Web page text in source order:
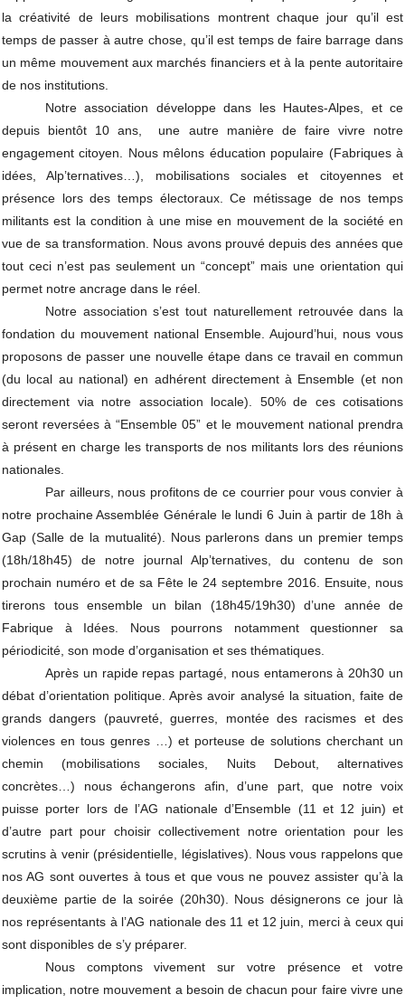
la créativité de leurs mobilisations montrent chaque jour qu’il est
temps de passer à autre chose, qu’il est temps de faire barrage dans
un même mouvement aux marchés financiers et à la pente autoritaire
de nos institutions.
Notre association développe dans les Hautes-Alpes, et ce
depuis bientôt 10 ans,  une autre manière de faire vivre notre
engagement citoyen. Nous mêlons éducation populaire (Fabriques à
idées, Alp’ternatives…), mobilisations sociales et citoyennes et
présence lors des temps électoraux. Ce métissage de nos temps
militants est la condition à une mise en mouvement de la société en
vue de sa transformation. Nous avons prouvé depuis des années que
tout ceci n’est pas seulement un “concept” mais une orientation qui
permet notre ancrage dans le réel.
Notre association s’est tout naturellement retrouvée dans la
fondation du mouvement national Ensemble. Aujourd’hui, nous vous
proposons de passer une nouvelle étape dans ce travail en commun
(du local au national) en adhérent directement à Ensemble (et non
directement via notre association locale). 50% de ces cotisations
seront reversées à “Ensemble 05” et le mouvement national prendra
à présent en charge les transports de nos militants lors des réunions
nationales.
Par ailleurs, nous profitons de ce courrier pour vous convier à
notre prochaine Assemblée Générale le lundi 6 Juin à partir de 18h à
Gap (Salle de la mutualité). Nous parlerons dans un premier temps
(18h/18h45) de notre journal Alp’ternatives, du contenu de son
prochain numéro et de sa Fête le 24 septembre 2016. Ensuite, nous
tirerons tous ensemble un bilan (18h45/19h30) d’une année de
Fabrique à Idées. Nous pourrons notamment questionner sa
périodicité, son mode d’organisation et ses thématiques.
Après un rapide repas partagé, nous entamerons à 20h30 un
débat d’orientation politique. Après avoir analysé la situation, faite de
grands dangers (pauvreté, guerres, montée des racismes et des
violences en tous genres …) et porteuse de solutions cherchant un
chemin (mobilisations sociales, Nuits Debout, alternatives
concrètes…) nous échangerons afin, d’une part, que notre voix
puisse porter lors de l’AG nationale d’Ensemble (11 et 12 juin) et
d’autre part pour choisir collectivement notre orientation pour les
scrutins à venir (présidentielle, législatives). Nous vous rappelons que
nos AG sont ouvertes à tous et que vous ne pouvez assister qu’à la
deuxième partie de la soirée (20h30). Nous désignerons ce jour là
nos représentants à l’AG nationale des 11 et 12 juin, merci à ceux qui
sont disponibles de s’y préparer.
Nous comptons vivement sur votre présence et votre
implication, notre mouvement a besoin de chacun pour faire vivre une